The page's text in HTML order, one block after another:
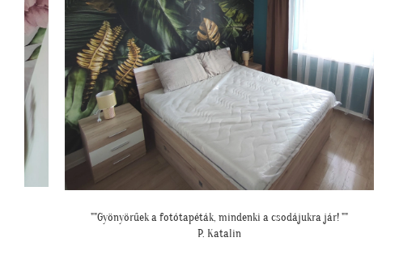
"Képzeld tök jó lett mindkét tapéta! Köszi a segítséget!"
M. Viktória